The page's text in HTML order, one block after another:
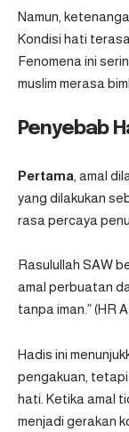
Namun,
Kondisi hati
Fenomena ini
muslim merasa
Penyebab
Pertama , amal
yang dilakukan
rasa percaya
Rasulullah SAW
amal perbuatan
tanpa iman.” (HR
Hadis ini
pengakuan,
hati. Ketika amal
menjadi gerakan